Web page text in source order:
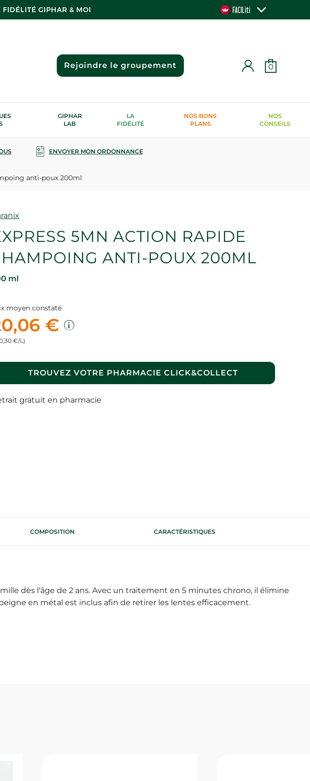
GIPHAR & MOI
Rejoindre le groupement 0
GIPHAR
LAB
LA
FIDÉLITÉ
NOS BONS
PLANS
NOS
CONSEILS
ENVOYER MON ORDONNANCE
anti-poux 200ml
5MN ACTION RAPIDE
ANTI-POUX 200ML
ml
moyen constaté
€
€/L)
TROUVEZ VOTRE PHARMACIE CLICK&COLLECT
gratuit en pharmacie
COMPOSITION CARACTÉRISTIQUES
dès l'âge de 2 ans. Avec un traitement en 5 minutes chrono, il élimine
en métal est inclus afin de retirer les lentes efficacement.